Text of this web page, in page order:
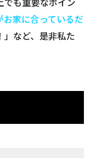
家に合っているだ
など、是非私た